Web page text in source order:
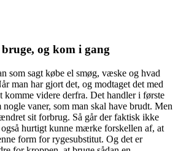
og kom i gang
som sagt købe el smøg, væske og hvad
man har gjort det, og modtaget det med
komme videre derfra. Det handler i første
vaner, som man skal have brudt. Men
sit forbrug. Så går der faktisk ikke
hurtigt kunne mærke forskellen af, at
form for rygesubstitut. Og det er